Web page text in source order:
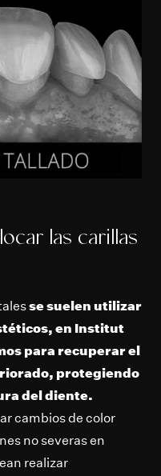
las carillas
se suelen utilizar
en Institut
para recuperar el
protegiendo
del diente.
cambios de color
no severas en
realizar